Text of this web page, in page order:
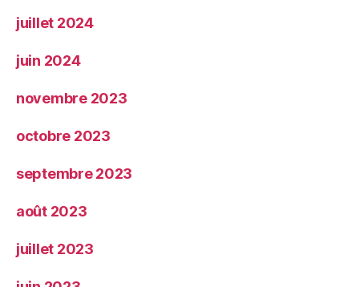
juillet 2024
juin 2024
novembre 2023
octobre 2023
septembre 2023
août 2023
juillet 2023